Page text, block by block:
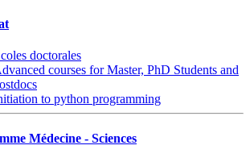
doctorales
courses for Master, PhD Students and
to python programming
Médecine - Sciences